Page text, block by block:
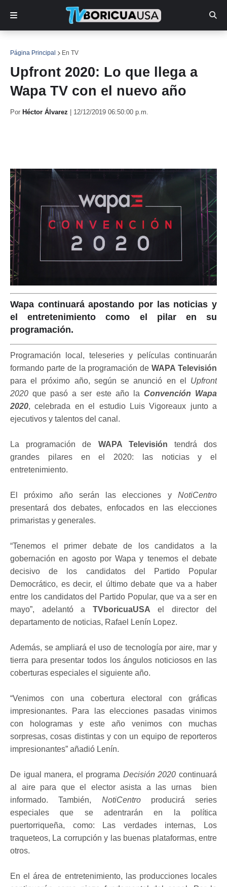
Página Principal En TV
Upfront 2020: Lo que llega a
Wapa TV con el nuevo año
Por Héctor Álvarez 12/12/2019 06:50:00 p.m.
Wapa continuará apostando por las noticias y
el entretenimiento como el pilar en su
programación.
Programación local, teleseries y películas continuarán
formando parte de la programación deWAPA Televisión
para el próximo año, según se anunció en el Upfront
2020 que pasó a ser este año la Convención Wapa
2020, celebrada en el estudio Luis Vigoreaux junto a
ejecutivos y talentos del canal.
La programación de WAPA Televisión tendrá dos
grandes pilares en el 2020: las noticias y el
entretenimiento.
El próximo año serán las elecciones y NotiCentro
presentará dos debates, enfocados en las elecciones
primaristas y generales.
“Tenemos el primer debate de los candidatos a la
gobernación en agosto por Wapa y tenemos el debate
decisivo de los candidatos del Partido Popular
Democrático, es decir, el último debate que va a haber
entre los candidatos del Partido Popular, que va a ser en
mayo”, adelantó a TVboricuaUSA el director del
departamento de noticias, Rafael Lenín Lopez.
Además, se ampliará el uso de tecnología por aire, mar y
tierra para presentar todos los ángulos noticiosos en las
coberturas especiales el siguiente año.
“Venimos con una cobertura electoral con gráficas
impresionantes. Para las elecciones pasadas vinimos
con hologramas y este año venimos con muchas
sorpresas, cosas distintas y con un equipo de reporteros
impresionantes” añadió Lenín.
De igual manera, el programa Decisión 2020 continuará
al aire para que el elector asista a las urnas bien
informado. También, NotiCentroproducirá series
especiales que se adentrarán en la política
puertorriqueña, como: Las verdades internas, Los
traqueteos, La corrupción y las buenas plataformas, entre
otros.
En el área de entretenimiento, las producciones locales